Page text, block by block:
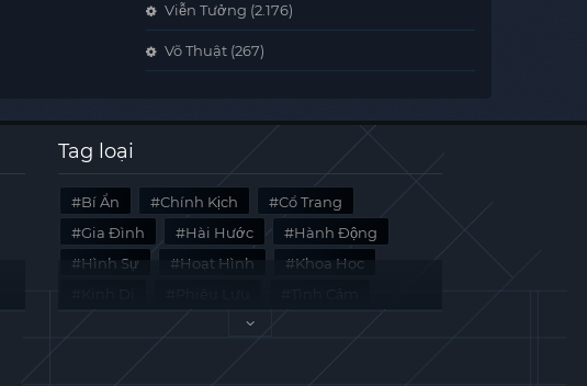
Viễn Tưởng (2.176)
Võ Thuật (267)
Tag loại
Bí Ẩn Chính Kịch
Cổ Trang
Gia Đình
Hài Hước
Hành Động
Hình Sự
Hoạt Hình
Khoa Học
Tài Liệu
Tâm Lý Viễn Tưởng